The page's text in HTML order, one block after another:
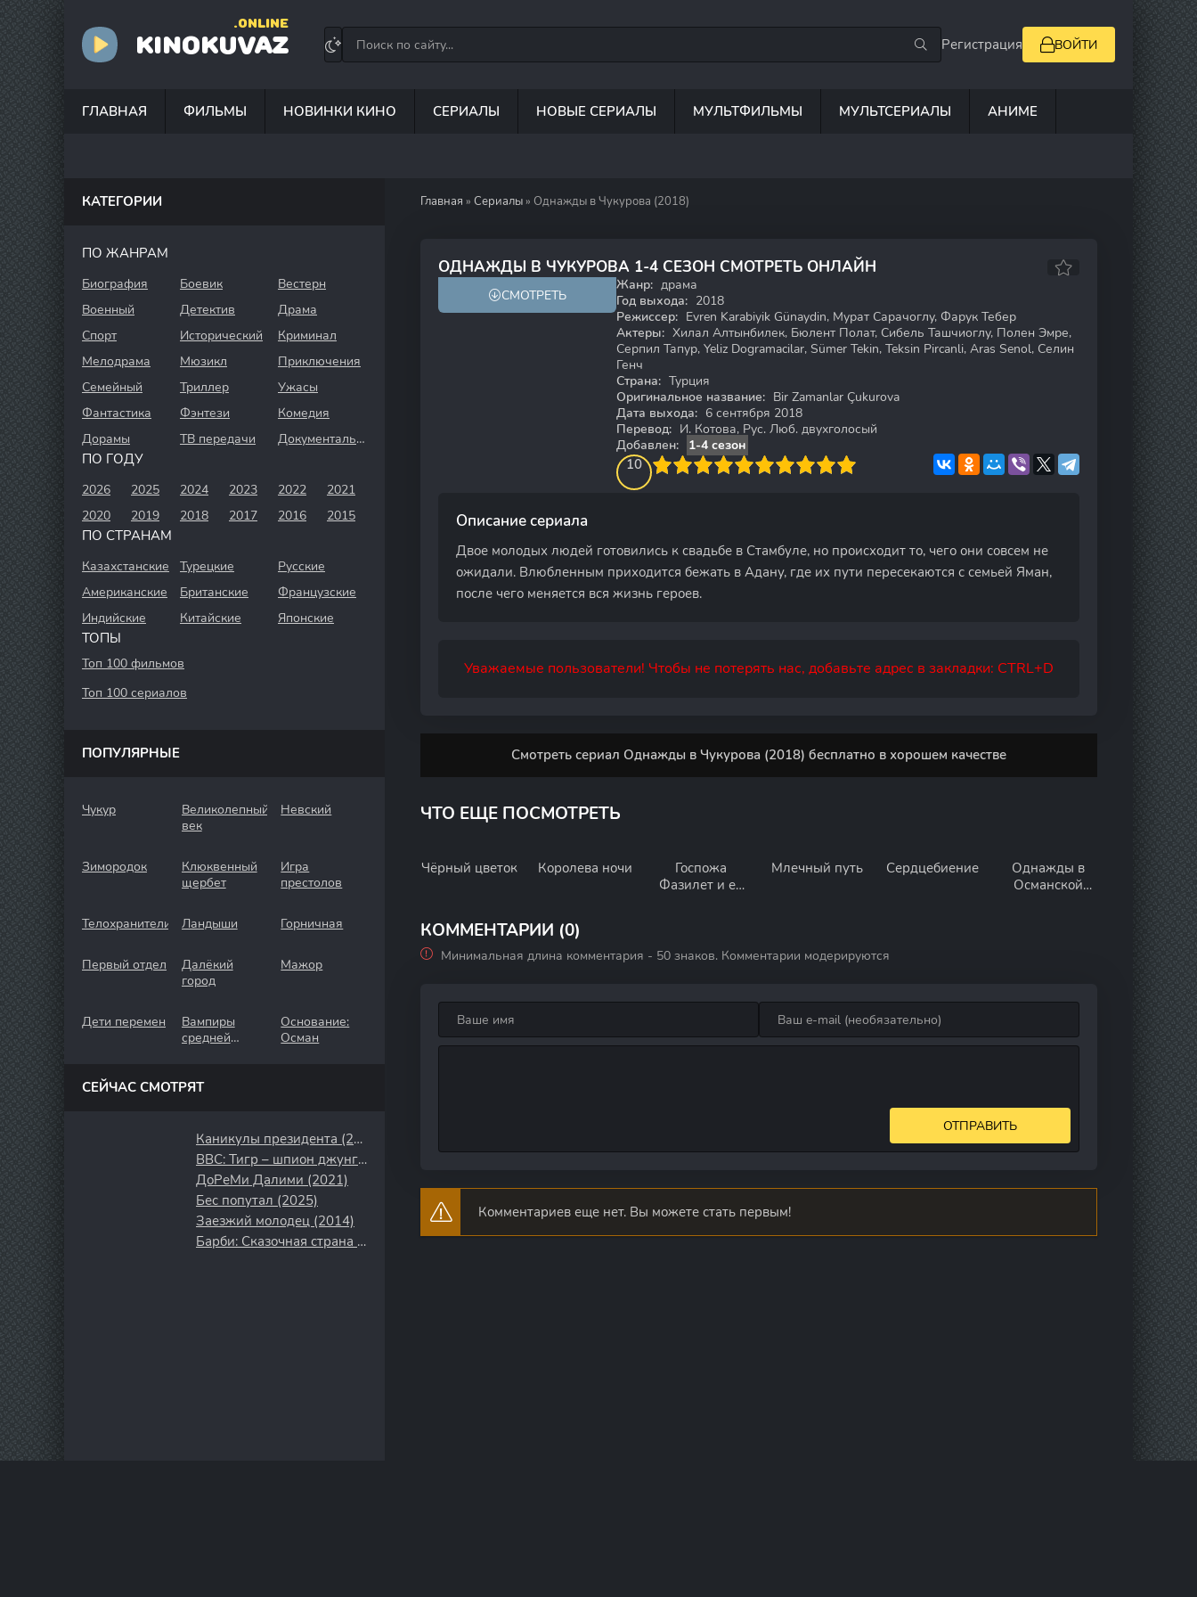
KINOKUVAZ
.ONLINE
Регистрация ВОЙТИ
ГЛАВНАЯ ФИЛЬМЫ НОВИНКИ КИНО СЕРИАЛЫ НОВЫЕ СЕРИАЛЫ МУЛЬТФИЛЬМЫ МУЛЬТСЕРИАЛЫ АНИМЕ
Главная » Сериалы » Однажды в Чукурова (2018)
ОДНАЖДЫ В ЧУКУРОВА 1-4 СЕЗОН СМОТРЕТЬ ОНЛАЙН
7.8 5.3
СМОТРЕТЬ
Жанр: драма
Год выхода: 2018
Режиссер: Evren Karabiyik Günaydin, Мурат Сарачоглу, Фарук Тебер
Актеры: Хилал Алтынбилек, Бюлент Полат, Сибель Ташчиоглу, Полен Эмре,
Серпил Тапур, Yeliz Dogramacilar, Sümer Tekin, Teksin Pircanli, Aras Senol, Селин
Генч
Страна: Турция
Оригинальное название: Bir Zamanlar Çukurova
Дата выхода: 6 сентября 2018
Перевод: И. Котова, Рус. Люб. двухголосый
Добавлен:
1-4 сезон
10
4 5 6 7 8 9 10
Описание сериала
Двое молодых людей готовились к свадьбе в Стамбуле, но происходит то, чего они совсем не
ожидали. Влюбленным приходится бежать в Адану, где их пути пересекаются с семьей Яман,
после чего меняется вся жизнь героев.
Уважаемые пользователи! Чтобы не потерять нас, добавьте адрес в закладки: CTRL+D
Смотреть сериал Однажды в Чукурова (2018) бесплатно в хорошем качестве
ЧТО ЕЩЕ ПОСМОТРЕТЬ
Чёрный цветок Королева ночи
Госпожа
Фазилет и ее
Млечный путь Сердцебиение
Однажды в
Османской
КОММЕНТАРИИ (0)
Минимальная длина комментария - 50 знаков. Комментарии модерируются
ОТПРАВИТЬ
Комментариев еще нет. Вы можете стать первым!
КАТЕГОРИИ
ПО ЖАНРАМ
Биография Боевик
Вестерн
Военный
Детектив
Драма
Спорт
Исторический
Криминал
Мелодрама
Мюзикл
Приключения
Семейный
Триллер
Ужасы
Фантастика
Фэнтези
Комедия
Дорамы
ТВ передачи Документальный
ПО ГОДУ
2026 2025 2024 2023 2022
2021
2020
2019 2018 2017 2016 2015
ПО СТРАНАМ
Казахстанские Турецкие
Русские
Американские
Британские
Французские
Индийские
Китайские Японские
ТОПЫ
Топ 100 фильмов
Топ 100 сериалов
ПОПУЛЯРНЫЕ
Чукур
Великолепный
век
Невский
Зимородок
Клюквенный
щербет
Игра
престолов
Телохранители Ландыши Горничная
Первый отдел
Далёкий
город
Мажор
Дети перемен
Вампиры
средней
Основание:
Осман
СЕЙЧАС СМОТРЯТ
Каникулы президента (2018)
BBC: Тигр – шпион джунглей (2008)
ДоРеМи Далими (2021)
Бес попутал (2025)
Заезжий молодец (2014)
Барби: Сказочная страна Мермедия (2006)